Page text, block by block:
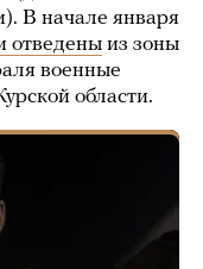
В начале января
отведены из зоны
военные
области.